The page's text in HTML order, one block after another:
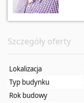
Szczegóły oferty
Lokalizacja
Typ budynku
Rok budowy